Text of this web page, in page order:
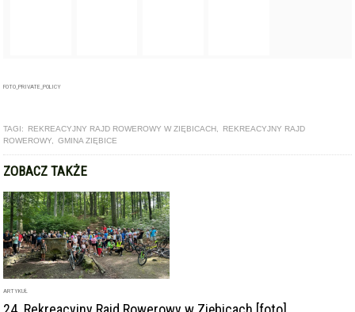
FOTO_PRIVATE_POLICY
TAGI: REKREACYJNY RAJD ROWEROWY W ZIĘBICACH
REKREACYJNY RAJD
ROWEROWY
GMINA ZIĘBICE
ZOBACZ TAKŻE
ARTYKUŁ